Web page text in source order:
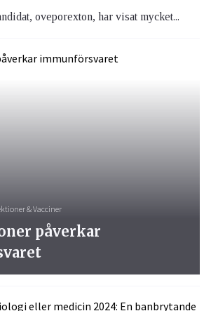
oveporexton, har visat mycket...
& Vacciner
påverkar